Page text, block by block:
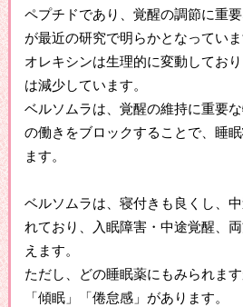
ペプチドであり、覚醒の調節に重
が最近の研究で明らかとなっていま
オレキシンは生理的に変動してお
は減少しています。
ベルソムラは、覚醒の維持に重要
の働きをブロックすることで、睡
ます。
ベルソムラは、寝付きも良くし、
れており、入眠障害・中途覚醒、
えます。
ただし、どの睡眠薬にもみられま
「傾眠」「倦怠感」があります。